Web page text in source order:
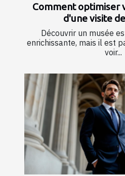
Comment optimiser
d'une visite
Découvrir un musée
enrichissante, mais il est
voir...